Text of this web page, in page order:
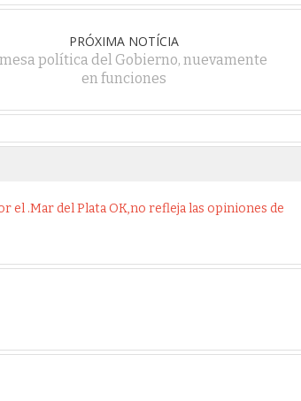
PRÓXIMA NOTÍCIA
política del Gobierno, nuevamente
en funciones
.Mar del Plata OK,no refleja las opiniones de